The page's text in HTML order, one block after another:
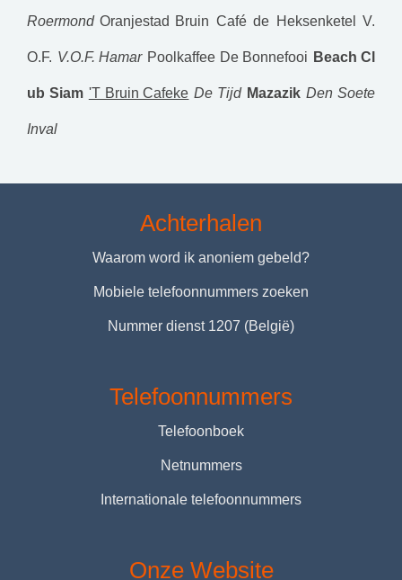
Roermond Oranjestad Bruin Café de Heksenketel V.
O.F. V.O.F. Hamar Poolkaffee De Bonnefooi Beach Cl
ub Siam 'T Bruin Cafeke De Tijd Mazazik Den Soete
Inval
Achterhalen
Waarom word ik anoniem gebeld?
Mobiele telefoonnummers zoeken
Nummer dienst 1207 (België)
Telefoonnummers
Telefoonboek
Netnummers
Internationale telefoonnummers
Onze Website